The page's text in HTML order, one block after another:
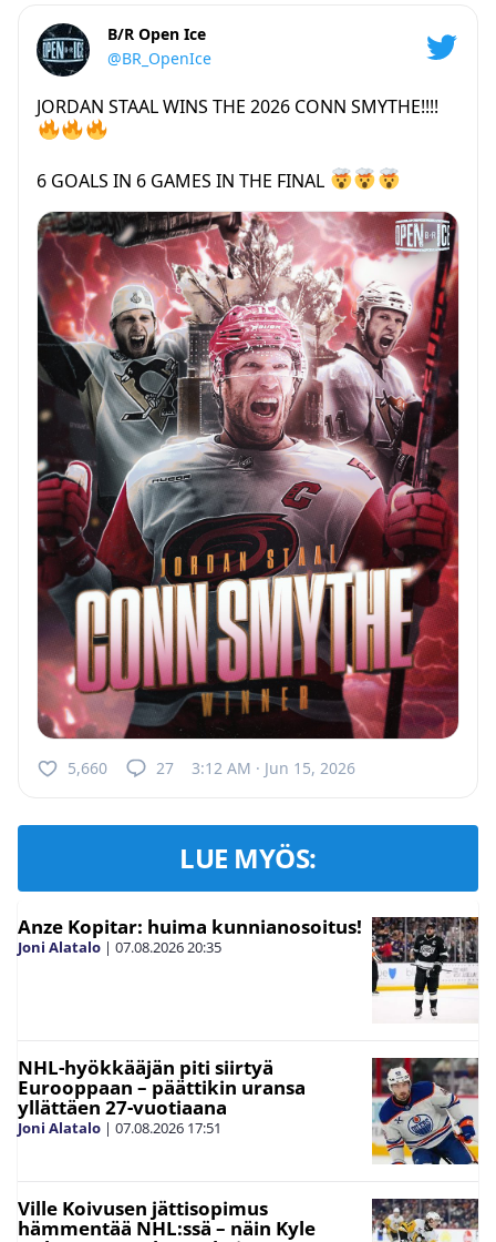
B/R Open Ice
@BR_OpenIce
JORDAN STAAL WINS THE 2026 CONN SMYTHE!!!!
6 GOALS IN 6 GAMES IN THE FINAL
5,660 27 3:12 AM · Jun 15, 2026
LUE MYÖS:
Anze Kopitar: huima kunnianosoitus!
Joni Alatalo | 07.08.202620:35
NHL-hyökkääjän piti siirtyä
Eurooppaan – päättikin uransa
yllättäen 27-vuotiaana
Joni Alatalo | 07.08.2026 17:51
Ville Koivusen jättisopimus
hämmentää NHL:ssä – näin Kyle